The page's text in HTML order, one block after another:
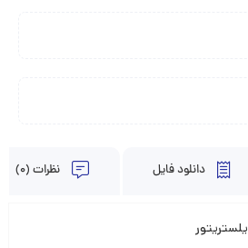
دانلود فایل نظرات (0)